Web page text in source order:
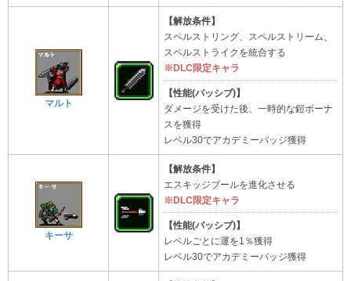
マルト
【解放条件】
スペルストリング、スペルストリーム、
スペルストライクを統合する
※DLC限定キャラ
【性能(パッシブ)】
ダメージを受けた後、一時的な鎧ボーナ
スを獲得
レベル30でアカデミーバッジ獲得
キーサ
【解放条件】
エスキッジブールを進化させる
※DLC限定キャラ
【性能(パッシブ)】
レベルごとに運を1％獲得
レベル30でアカデミーバッジ獲得